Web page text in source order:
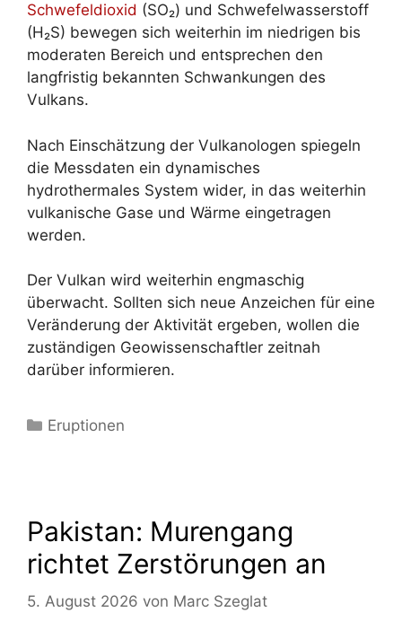
Schwefeldioxid (SO₂) und Schwefelwasserstoff
(H₂S) bewegen sich weiterhin im niedrigen bis
moderaten Bereich und entsprechen den
langfristig bekannten Schwankungen des
Vulkans.
Nach Einschätzung der Vulkanologen spiegeln
die Messdaten ein dynamisches
hydrothermales System wider, in das weiterhin
vulkanische Gase und Wärme eingetragen
werden.
Der Vulkan wird weiterhin engmaschig
überwacht. Sollten sich neue Anzeichen für eine
Veränderung der Aktivität ergeben, wollen die
zuständigen Geowissenschaftler zeitnah
darüber informieren.
Kategorien
Eruptionen
Pakistan: Murengang
richtet Zerstörungen an
5. August 2026 von Marc Szeglat